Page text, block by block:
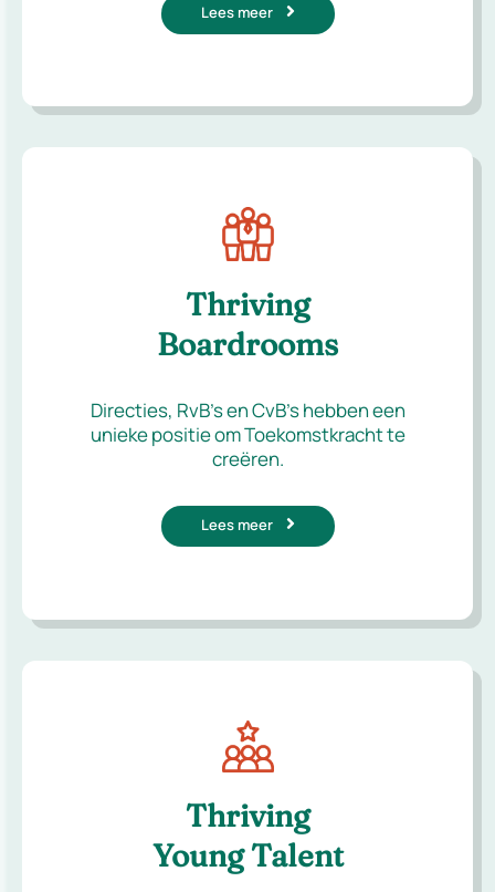
Lees meer
Thriving
Boardrooms
Directies, RvB’s en CvB’s hebben een
unieke positie om Toekomstkracht te
creëren.
Lees meer
Thriving
Young Talent